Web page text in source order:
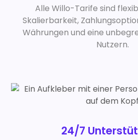
Alle Willo-Tarife sind
Skalierbarkeit,
Währungen und eine
Nutzern.
24/7